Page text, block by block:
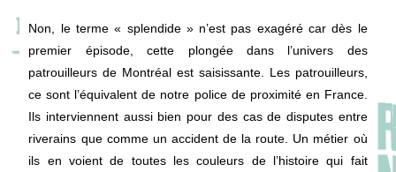
Non, le terme « splendide » n’est pas exagéré car dès le
premier épisode, cette plongée dans l’univers des
patrouilleurs de Montréal est saisissante. Les patrouilleurs,
ce sont l’équivalent de notre police de proximité en France.
Ils interviennent aussi bien pour des cas de disputes entre
riverains que comme un accident de la route. Un métier où
ils en voient de toutes les couleurs de l’histoire qui fait